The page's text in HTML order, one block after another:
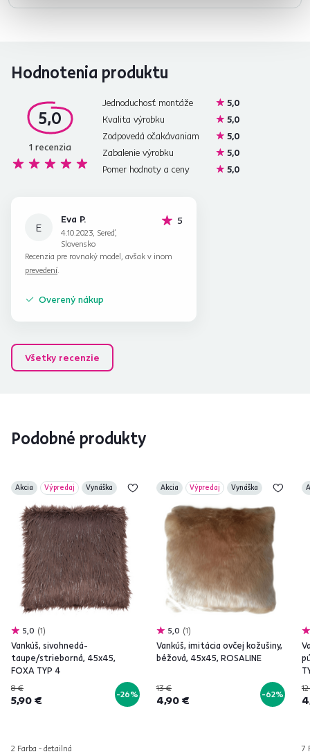
Hodnotenia produktu
5,0
1 recenzia
Jednoduchosť montáže
5,0
Kvalita výrobku
5,0
Zodpovedá očakávaniam
5,0
Zabalenie výrobku
5,0
Pomer hodnoty a ceny
5,0
E
Eva P.
4.10.2023, Sereď,
Slovensko
5hviezdičiek
Recenzia pre rovnaký model, avšak v inom
prevedení.
Overený nákup
Všetky recenzie
Podobné produkty
Akcia Výpredaj Vynáška
5,0 1
Vankúš, sivohnedá-
taupe/strieborná, 45x45,
FOXA TYP 4
8 €
5,90 € -26%
2 Farba - detailná
Akcia Výpredaj Vynáška
5,0 1
Vankúš, imitácia ovčej kožušiny,
béžová, 45x45, ROSALINE
13 €
4,90 € -62%
7